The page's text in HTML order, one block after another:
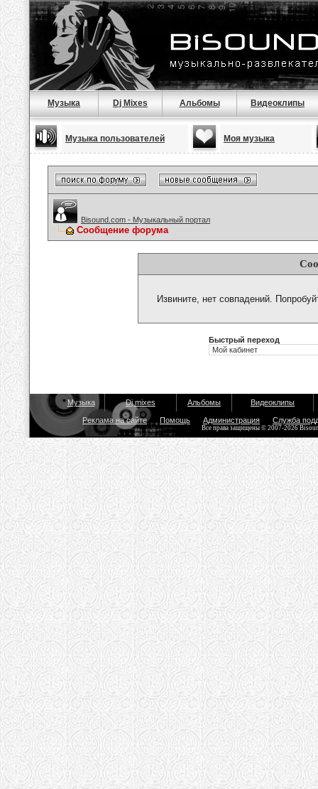
Музыка Dj Mixes Альбомы Видеоклипы
Музыка пользователей Моя музыка
Bisound.com - Музыкальный портал
Сообщение форума
Извините, нет совпадений.
Быстрый переход
Музыка Dj mixes Альбомы Видеоклипы
Реклама на сайте Помощь Администрация Служба
Все права защищены © 2007-2026